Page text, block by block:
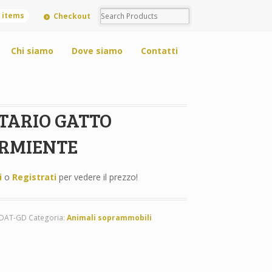
items Checkout
Chi siamo Dove siamo Contatti
GATTO
o Registratiper vedere il prezzo!
GD Categoria: Animali soprammobili